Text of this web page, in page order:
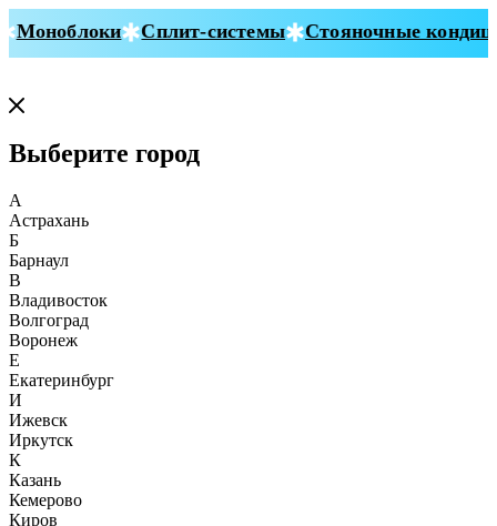
Моноблоки Сплит-системы Стояночные
Выберите город
А
Астрахань
Б
Барнаул
В
Владивосток
Волгоград
Воронеж
Е
Екатеринбург
И
Ижевск
Иркутск
К
Казань
Кемерово
Киров